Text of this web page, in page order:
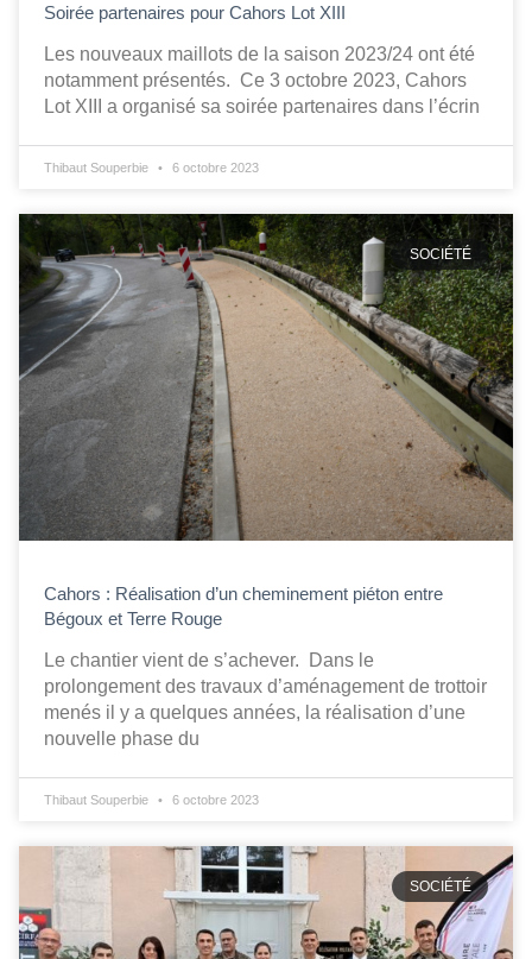
Soirée partenaires pour Cahors Lot XIII
Les nouveaux maillots de la saison 2023/24 ont été
notamment présentés. Ce 3 octobre 2023, Cahors
Lot XIII a organisé sa soirée partenaires dans l’écrin
Thibaut Souperbie 6 octobre 2023
SOCIÉTÉ
Cahors : Réalisation d’un cheminement piéton entre
Bégoux et Terre Rouge
Le chantier vient de s’achever. Dans le
prolongement des travaux d’aménagement de trottoir
menés il y a quelques années, la réalisation d’une
nouvelle phase du
Thibaut Souperbie 6 octobre 2023
SOCIÉTÉ